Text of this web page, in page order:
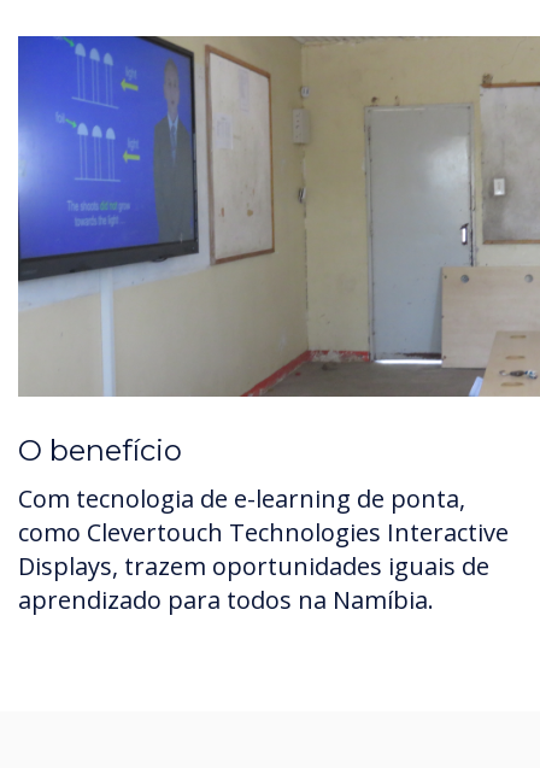
O benefício
Com tecnologia de e-learning de ponta,
como Clevertouch Technologies Interactive
Displays, trazem oportunidades iguais de
aprendizado para todos na Namíbia.